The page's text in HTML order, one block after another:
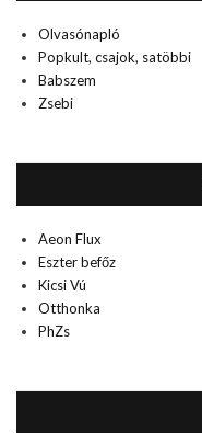
Olvasónapló
Popkult, csajok, satöbbi
Babszem
Zsebi
Aeon Flux
Eszter befőz
Kicsi Vú
Otthonka
PhZs